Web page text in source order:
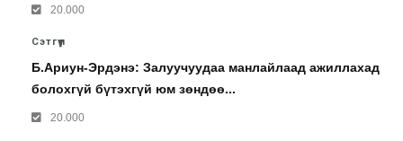
20.000
Сэтгүүл
Б.Ариун-Эрдэнэ: Залуучуудаа манлайлаад ажиллахад
болохгүй бүтэхгүй юм зөндөө...
20.000